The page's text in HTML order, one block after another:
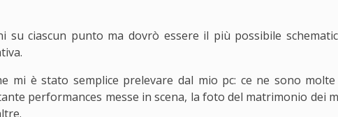
ciascun punto ma dovrò essere il più possibile
mi è stato semplice prelevare dal mio pc: ce ne sono molte
performances messe in scena, la foto del matrimonio dei